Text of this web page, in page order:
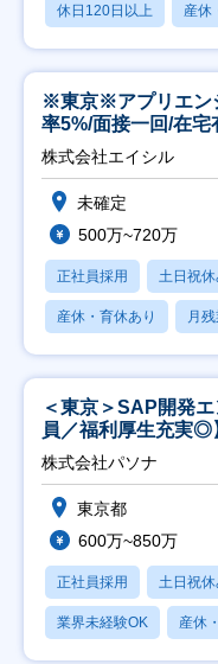
休日120日以上 産休
※東京※アプリエン
率5%/面接一回/在宅
株式会社エイシル
未確定
500万~720万
正社員採用 土日祝
産休・育休あり 月
＜東京＞SAP開発
員／福利厚生充実◎
株式会社パソナ
東京都
600万~850万
正社員採用 土日祝
業界未経験OK 産休